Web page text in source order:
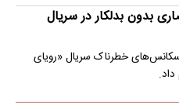
بدون بدلکار در سریال
سکانس‌های خطرناک سریال «رویای